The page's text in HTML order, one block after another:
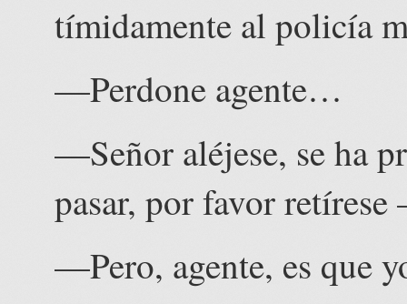
tímidamente al policía
—Perdone agente…
—Señor aléjese, se ha
pasar, por favor
—Pero, agente, es que